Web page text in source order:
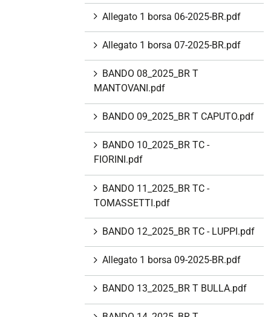
Allegato 1 borsa 06-2025-BR.pdf
Allegato 1 borsa 07-2025-BR.pdf
BANDO 08_2025_BR T
MANTOVANI.pdf
BANDO 09_2025_BR T CAPUTO.pdf
BANDO 10_2025_BR TC -
FIORINI.pdf
BANDO 11_2025_BR TC -
TOMASSETTI.pdf
BANDO 12_2025_BR TC - LUPPI.pdf
Allegato 1 borsa 09-2025-BR.pdf
BANDO 13_2025_BR T BULLA.pdf